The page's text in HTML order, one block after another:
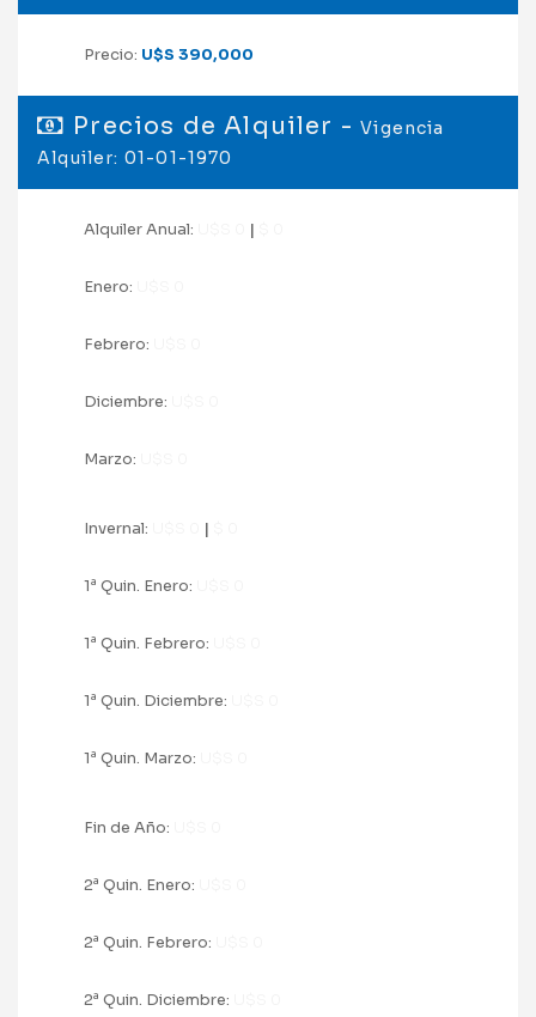
Precio: U$S 390,000
Precios de Alquiler -Vigencia
Alquiler: 01-01-1970
Alquiler Anual: |
Enero:
Febrero:
Diciembre:
Marzo:
Invernal: |
1a Quin. Enero:
1a Quin. Febrero:
1a Quin. Diciembre:
1a Quin. Marzo:
Fin de Año:
2a Quin. Enero:
2a Quin. Febrero:
2a Quin. Diciembre: